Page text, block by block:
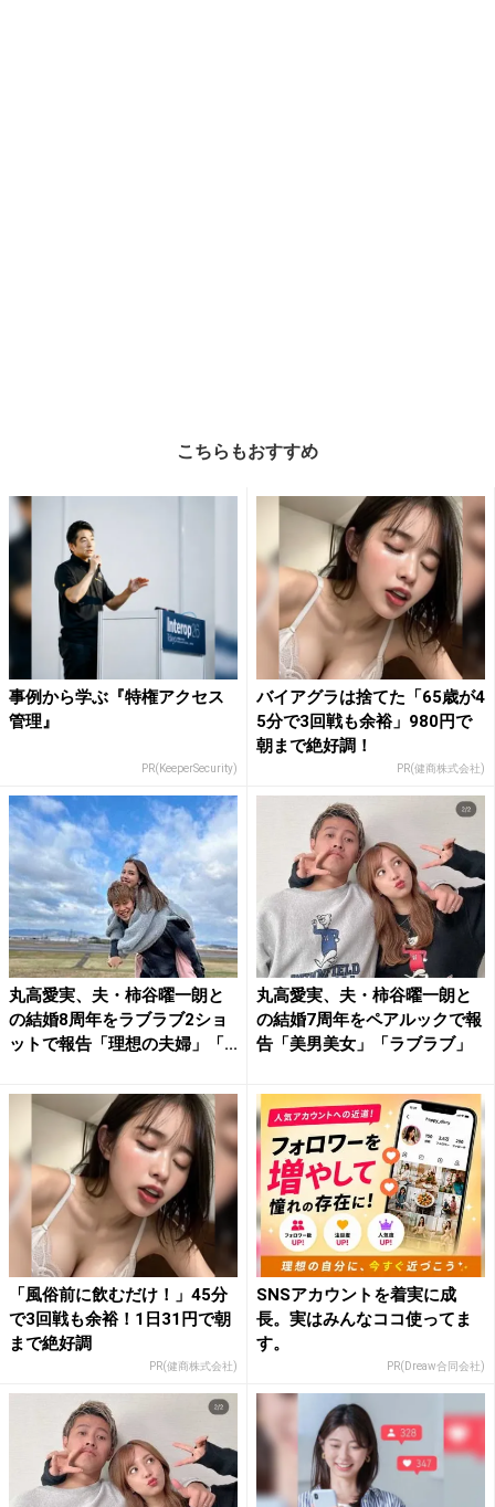
こちらもおすすめ
事例から学ぶ『特権アクセス
管理』
PR(KeeperSecurity)
バイアグラは捨てた「65歳が4
5分で3回戦も余裕」980円で
朝まで絶好調！
PR(健商株式会社)
丸高愛実、夫・柿谷曜一朗と
の結婚8周年をラブラブ2ショ
ットで報告「理想の夫婦」「...
丸高愛実、夫・柿谷曜一朗と
の結婚7周年をペアルックで報
告「美男美女」「ラブラブ」
「風俗前に飲むだけ！」45分
で3回戦も余裕！1日31円で朝
まで絶好調
PR(健商株式会社)
SNSアカウントを着実に成
長。実はみんなココ使ってま
す。
PR(Dreaw合同会社)